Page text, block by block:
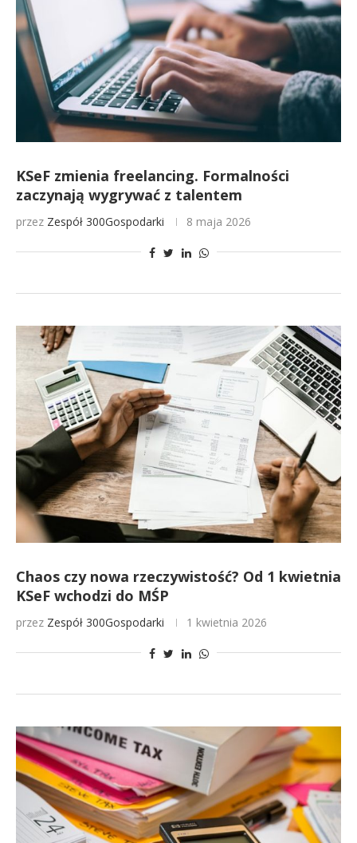
KSeF zmienia freelancing. Formalności
zaczynają wygrywać z talentem
przez Zespół 300Gospodarki 8 maja 2026
Chaos czy nowa rzeczywistość? Od 1 kwietnia
KSeF wchodzi do MŚP
przez Zespół 300Gospodarki 1 kwietnia 2026